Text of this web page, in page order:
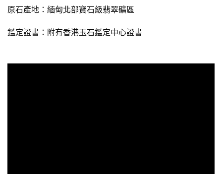
原石產地：緬甸北部寶石級翡翠礦區
鑑定證書： 附有香港玉石鑑定中心證書